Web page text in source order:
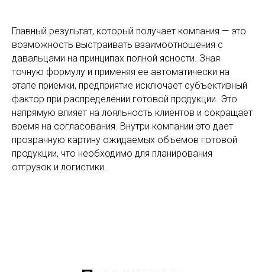
Главный результат, который получает компания — это
возможность выстраивать взаимоотношения с
давальцами на принципах полной ясности. Зная
точную формулу и применяя ее автоматически на
этапе приемки, предприятие исключает субъективный
фактор при распределении готовой продукции. Это
напрямую влияет на лояльность клиентов и сокращает
время на согласования. Внутри компании это дает
прозрачную картину ожидаемых объемов готовой
продукции, что необходимо для планирования
отгрузок и логистики.